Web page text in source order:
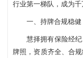
行业第一梯队，成为千
一、持牌合规稳
慧择拥有保险经
牌照，资质齐全、合